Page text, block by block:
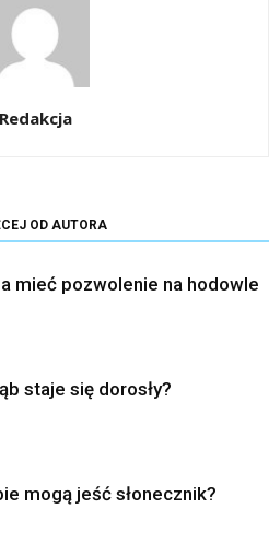
Redakcja
OD AUTORA
mieć pozwolenie na hodowle
staje się dorosły?
mogą jeść słonecznik?